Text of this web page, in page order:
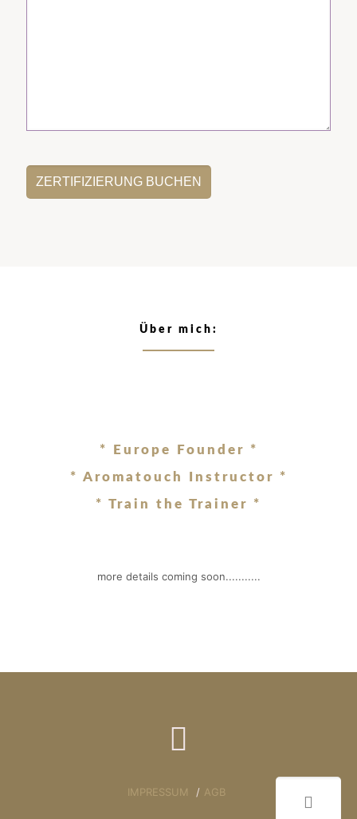
Über mich:
* Europe Founder *
* Aromatouch Instructor *
* Train the Trainer *
more details coming soon...........
IMPRESSUM / AGB